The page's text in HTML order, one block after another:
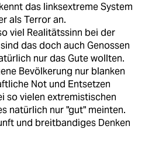
das linksextreme System
als Terror an.
viel Realitätssinn bei der
das doch auch Genossen
nur das Gute wollten.
Bevölkerung nur blanken
Not und Entsetzen
so vielen extremistischen
natürlich nur "gut" meinten.
und breitbandiges Denken